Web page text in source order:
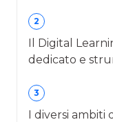
2
Il Digital
dedicato e
3
I diversi ambiti